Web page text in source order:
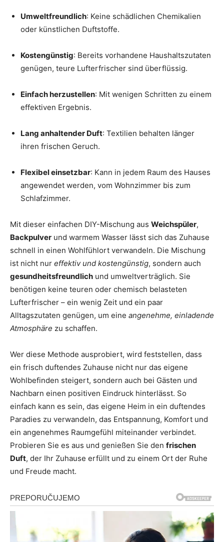
Umweltfreundlich: Keine schädlichen Chemikalien
oder künstlichen Duftstoffe.
Kostengünstig: Bereits vorhandene Haushaltszutaten
genügen, teure Lufterfrischer sind überflüssig.
Einfach herzustellen: Mit wenigen Schritten zu einem
effektiven Ergebnis.
Lang anhaltender Duft: Textilien behalten länger
ihren frischen Geruch.
Flexibel einsetzbar: Kann in jedem Raum des Hauses
angewendet werden, vom Wohnzimmer bis zum
Schlafzimmer.
Mit dieser einfachen DIY-Mischung aus Weichspüler,
Backpulver und warmem Wasser lässt sich das Zuhause
schnell in einen Wohlfühlort verwandeln. Die Mischung
ist nicht nur effektiv und kostengünstig, sondern auch
gesundheitsfreundlich und umweltverträglich. Sie
benötigen keine teuren oder chemisch belasteten
Lufterfrischer – ein wenig Zeit und ein paar
Alltagszutaten genügen, um eine angenehme, einladende
Atmosphäre zu schaffen.
Wer diese Methode ausprobiert, wird feststellen, dass
ein frisch duftendes Zuhause nicht nur das eigene
Wohlbefinden steigert, sondern auch bei Gästen und
Nachbarn einen positiven Eindruck hinterlässt. So
einfach kann es sein, das eigene Heim in ein duftendes
Paradies zu verwandeln, das Entspannung, Komfort und
ein angenehmes Raumgefühl miteinander verbindet.
Probieren Sie es aus und genießen Sie den frischen
Duft, der Ihr Zuhause erfüllt und zu einem Ort der Ruhe
und Freude macht.